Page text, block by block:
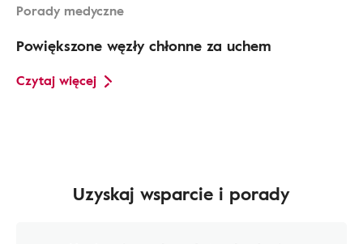
Porady medyczne
Powiększone węzły chłonne za uchem
Czytaj więcej
Uzyskaj wsparcie i porady